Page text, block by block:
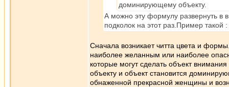
доминирующему объекту.
А можно эту формулу развернуть в
подколок на этот раз.Пример
Сначала возникает читта цвета и
наиболее желанным или наиболее
которые могут сделать объект
объекту и объект становится
обнаженной прекрасной женщины и